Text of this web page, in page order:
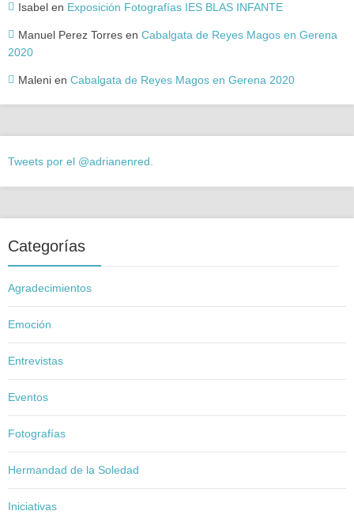
Isabel en Exposición Fotografías IES BLAS INFANTE
Manuel Perez Torres en Cabalgata de Reyes Magos en Gerena
2020
Maleni en Cabalgata de Reyes Magos en Gerena 2020
Tweets por el @adrianenred.
Categorías
Agradecimientos
Emoción
Entrevistas
Eventos
Fotografías
Hermandad de la Soledad
Iniciativas